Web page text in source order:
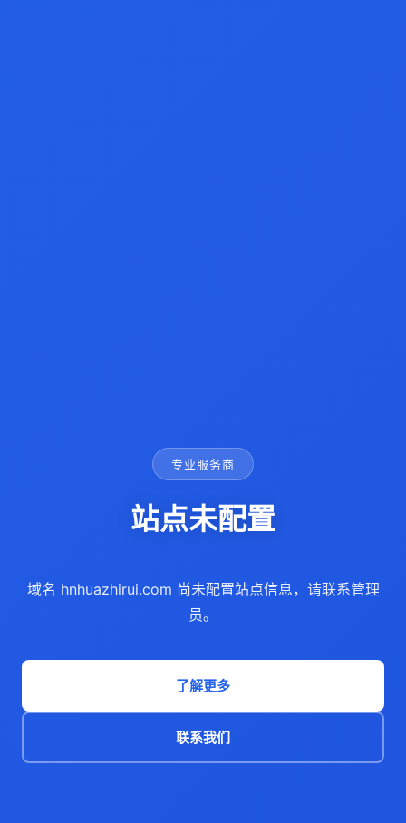
专业服务商
站点未配置
域名 hnhuazhirui.com 尚未配置站点信息，请联系管理
员。
了解更多
联系我们